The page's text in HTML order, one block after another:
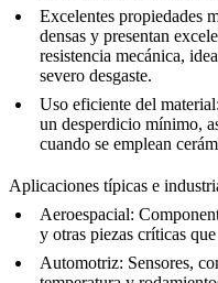
Excelentes propiedades
densas y presentan
resistencia mecánica,
severo desgaste.
Uso eficiente del material:
un desperdicio mínimo,
cuando se emplean
Aplicaciones típicas e
Aeroespacial:
y otras piezas críticas
Automotriz: Sensores,